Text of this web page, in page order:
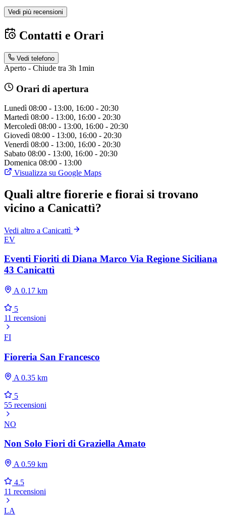
Vedi più recensioni
Contatti e Orari
Vedi telefono
Aperto - Chiude tra 3h 1min
Orari di apertura
Lunedì 08:00 - 13:00, 16:00 - 20:30
Martedì 08:00 - 13:00, 16:00 - 20:30
Mercoledì 08:00 - 13:00, 16:00 - 20:30
Giovedì 08:00 - 13:00, 16:00 - 20:30
Venerdì 08:00 - 13:00, 16:00 - 20:30
Sabato 08:00 - 13:00, 16:00 - 20:30
Domenica 08:00 - 13:00
Visualizza su Google Maps
Quali altre fiorerie e fiorai si trovano
vicino a Canicattì?
Vedi altro a Canicattì
EV
Eventi Fioriti di Diana Marco Via Regione Siciliana
43 Canicattì
A 0.17 km
5
11 recensioni
FI
Fioreria San Francesco
A 0.35 km
5
55 recensioni
NO
Non Solo Fiori di Graziella Amato
A 0.59 km
4.5
11 recensioni
LA